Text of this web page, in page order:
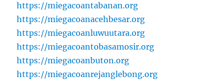
https://miegacoantabanan.org
https://miegacoanacehbesar.org
https://miegacoanluwuutara.org
https://miegacoantobasamosir.org
https://miegacoanbuton.org
https://miegacoanrejanglebong.org